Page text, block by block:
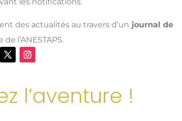
des actualités au travers d’un journal de
l’ANESTAPS.
l’aventure !